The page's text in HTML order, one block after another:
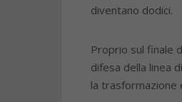
diventano dodici.
Proprio sul finale
difesa della linea
la trasformazione